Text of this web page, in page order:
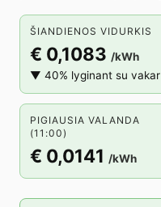
ŠIANDIENOS VIDURKIS
€ 0,1083 /kWh
▼ 40% lyginant su vakar
PIGIAUSIA VALANDA
(11:00)
€ 0,0141 /kWh